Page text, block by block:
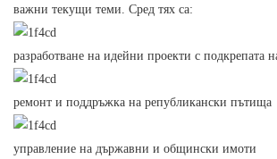
важни текущи теми. Сред тях са:
разработване на идейни проекти с подкрепата
ремонт и поддръжка на републикански пътища
управление на държавни и общински имоти